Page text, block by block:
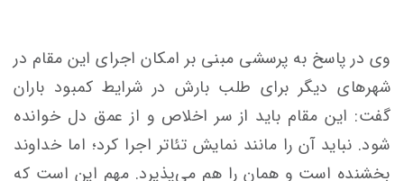
وی در پاسخ به پرسشی مبنی بر امکان اجرای این مقام در
شهرهای دیگر برای طلب بارش در شرایط کمبود باران
گفت: این مقام باید از سر اخلاص و از عمق دل خوانده
شود. نباید آن را مانند نمایش تئاتر اجرا کرد؛ اما خداوند
بخشنده است و همان را هم می‌پذیرد. مهم این است که